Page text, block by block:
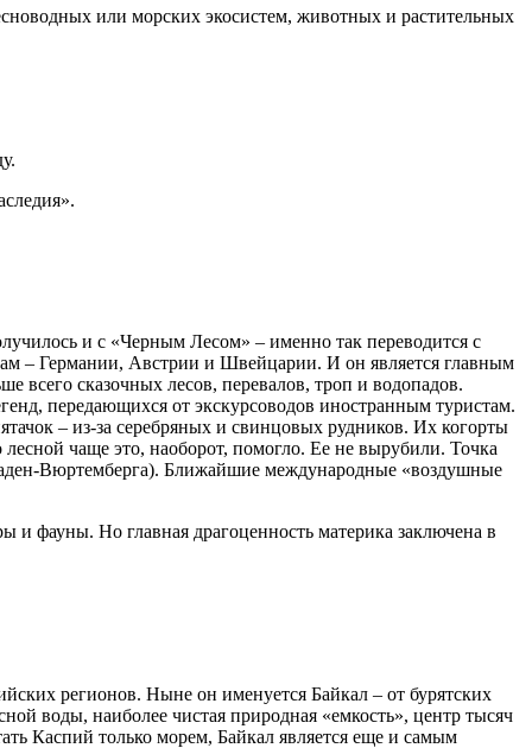
или морских экосистем, животных и растительных
и с «Черным Лесом» – именно так переводится с
– Германии, Австрии и Швейцарии. И он является главным
всего сказочных лесов, перевалов, троп и водопадов.
передающихся от экскурсоводов иностранным туристам.
– из-за серебряных и свинцовых рудников. Их когорты
чаще это, наоборот, помогло. Ее не вырубили. Точка
Вюртемберга). Ближайшие международные «воздушные
и фауны. Но главная драгоценность материка заключена в
регионов. Ныне он именуется Байкал – от бурятских
воды, наиболее чистая природная «емкость», центр тысяч
Каспий только морем, Байкал является еще и самым